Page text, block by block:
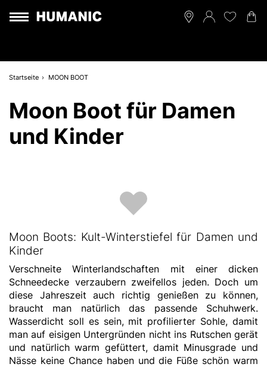
Startseite MOON BOOT
Moon Boot für Damen
und Kinder
Moon Boots: Kult-Winterstiefel für Damen und
Kinder
Verschneite Winterlandschaften mit einer dicken
Schneedecke verzaubern zweifellos jeden. Doch um
diese Jahreszeit auch richtig genießen zu können,
braucht man natürlich das passende Schuhwerk.
Wasserdicht soll es sein, mit profilierter Sohle, damit
man auf eisigen Untergründen nicht ins Rutschen gerät
und natürlich warm gefüttert, damit Minusgrade und
Nässe keine Chance haben und die Füße schön warm